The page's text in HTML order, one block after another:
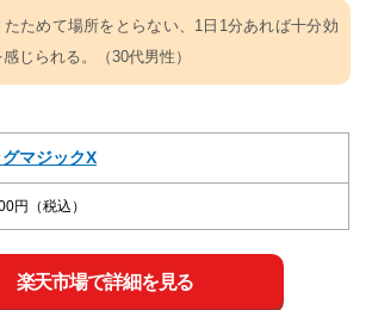
たためて場所をとらない、1日1分あれば十分効
じられる。（30代男性）
グマジックX
円（税込）
楽天市場で詳細を見る